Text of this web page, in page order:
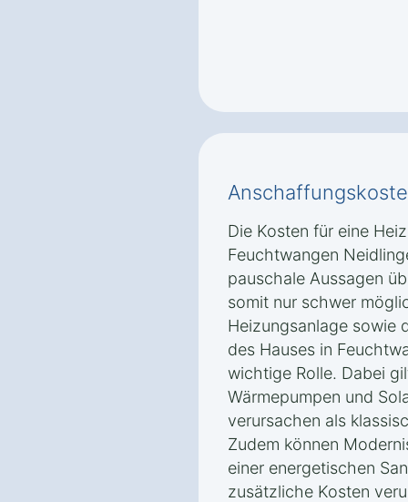
Die Kosten für eine
Feuchtwangen
pauschale Aussagen
somit nur schwer
Heizungsanlage sowie
des Hauses in
wichtige Rolle. Dabei
Wärmepumpen und
verursachen als
Zudem können
einer energetischen
zusätzliche Kosten